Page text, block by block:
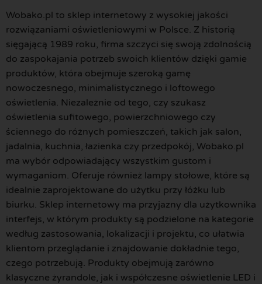
Wobako.pl to sklep internetowy z wysokiej jakości
rozwiązaniami oświetleniowymi w Polsce. Z historią
sięgającą 1989 roku, firma szczyci się swoją zdolnością
do zaspokajania potrzeb swoich klientów dzięki gamie
produktów, która obejmuje szeroką gamę
nowoczesnego, minimalistycznego i loftowego
oświetlenia. Niezależnie od tego, czy szukasz
oświetlenia sufitowego, powierzchniowego czy
ściennego do różnych pomieszczeń, takich jak salon,
jadalnia, kuchnia, łazienka czy przedpokój, Wobako.pl
ma wybór odpowiadający wszystkim gustom i
wymaganiom. Oferuje również lampy stołowe, które są
idealnie zaprojektowane do użytku przy łóżku lub
biurku. Sklep internetowy ma przyjazny dla użytkownika
interfejs, w którym produkty są podzielone na kategorie
według zastosowania, lokalizacji i projektu, co ułatwia
klientom przeglądanie i znajdowanie dokładnie tego,
czego potrzebują. Produkty obejmują zarówno
klasyczne żyrandole, jak i współczesne oświetlenie LED i